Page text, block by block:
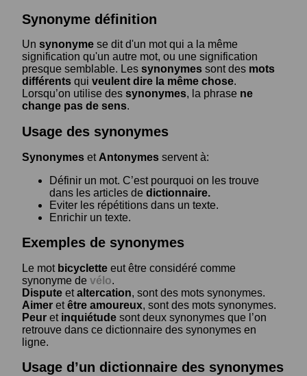
Synonyme définition
Un synonyme se dit d'un mot qui a la même
signification qu'un autre mot, ou une signification
presque semblable. Les synonymes sont des mots
différents qui veulent dire la même chose.
Lorsqu’on utilise des synonymes, la phrase ne
change pas de sens.
Usage des synonymes
Synonymes et Antonymes servent à:
Définir un mot. C’est pourquoi on les trouve
dans les articles de dictionnaire.
Eviter les répétitions dans un texte.
Enrichir un texte.
Exemples de synonymes
Le mot bicyclette eut être considéré comme
synonyme de vélo.
Dispute etaltercation, sont des mots synonymes.
Aimer etêtre amoureux, sont des mots synonymes.
Peur et inquiétude sont deux synonymes que l’on
retrouve dans ce dictionnaire des synonymes en
ligne.
Usage d’un dictionnaire des synonymes